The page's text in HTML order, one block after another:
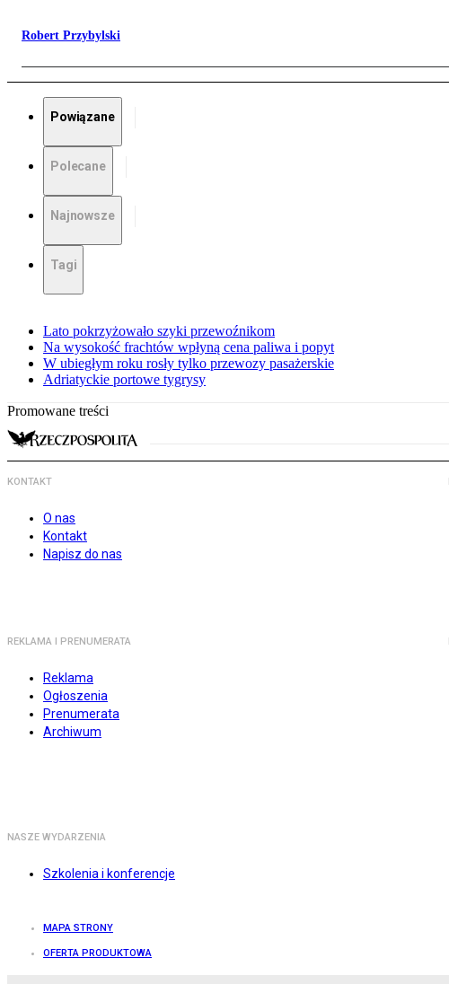
Robert Przybylski
Powiązane
Polecane
Najnowsze
Tagi
Lato pokrzyżowało szyki przewoźnikom
Na wysokość frachtów wpłyną cena paliwa i popyt
W ubiegłym roku rosły tylko przewozy pasażerskie
Adriatyckie portowe tygrysy
Promowane treści
KONTAKT
O nas
Kontakt
Napisz do nas
REKLAMA I PRENUMERATA
Reklama
Ogłoszenia
Prenumerata
Archiwum
NASZE WYDARZENIA
Szkolenia i konferencje
MAPA STRONY
OFERTA PRODUKTOWA